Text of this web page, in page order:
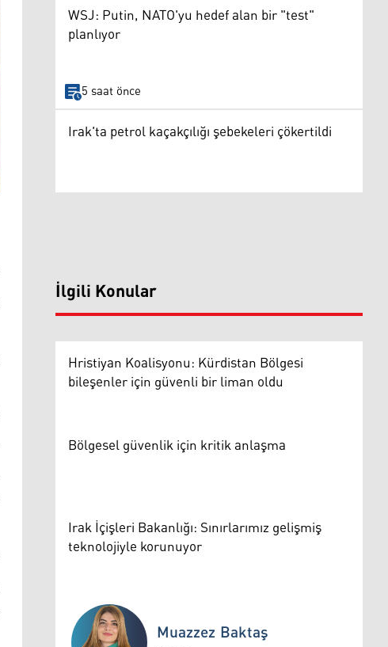
WSJ: Putin, NATO'yu hedef alan bir "test"
planlıyor
5 saat önce
Irak'ta petrol kaçakçılığı şebekeleri çökertildi
İlgili Konular
Hristiyan Koalisyonu: Kürdistan Bölgesi
bileşenler için güvenli bir liman oldu
Bölgesel güvenlik için kritik anlaşma
Irak İçişleri Bakanlığı: Sınırlarımız gelişmiş
teknolojiyle korunuyor
Muazzez Baktaş